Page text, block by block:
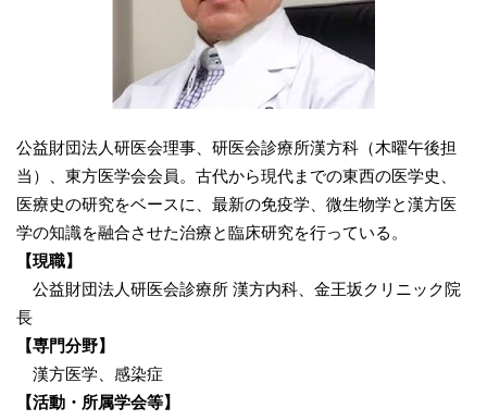
公益財団法人研医会理事、研医会診療所漢方科（木曜午後担
当）、東方医学会会員。古代から現代までの東西の医学史、
医療史の研究をベースに、最新の免疫学、微生物学と漢方医
学の知識を融合させた治療と臨床研究を行っている。
【現職】
公益財団法人研医会診療所 漢方内科、金王坂クリニック院
長
【専門分野】
漢方医学、感染症
【活動・所属学会等】